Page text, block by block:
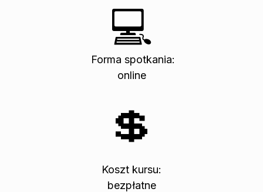
💻
Forma spotkania:
online
💲
Koszt kursu:
bezpłatne